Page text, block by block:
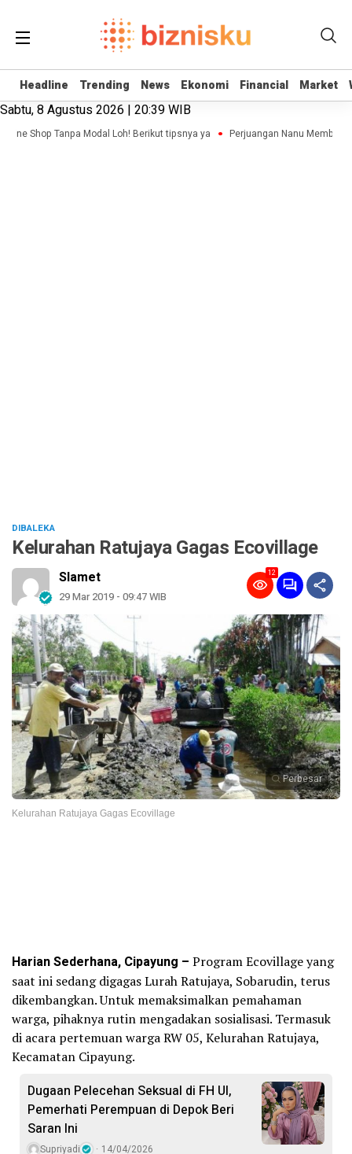
Headline Trending News Ekonomi Financial Market
Headline Trending News Ekonomi Financial Market
Sabtu, 8 Agustus 2026 | 20:39 WIB
Shop Tanpa Modal Loh! Berikut tipsnya ya Perjuangan Nanu
DIBALEKA
Kelurahan Ratujaya Gagas Ecovillage
Slamet
29 Mar 2019 - 09:47 WIB
12
Perbesar
Kelurahan Ratujaya Gagas Ecovillage
Harian Sederhana, Cipayung – Program Ecovillage yang
saat ini sedang digagas Lurah Ratujaya, Sobarudin, terus
dikembangkan. Untuk memaksimalkan pemahaman
warga, pihaknya rutin mengadakan sosialisasi. Termasuk
di acara pertemuan warga RW 05, Kelurahan Ratujaya,
Kecamatan Cipayung.
Dugaan Pelecehan Seksual di FH UI,
Pemerhati Perempuan di Depok Beri
Saran Ini
Supriyadi 14/04/2026